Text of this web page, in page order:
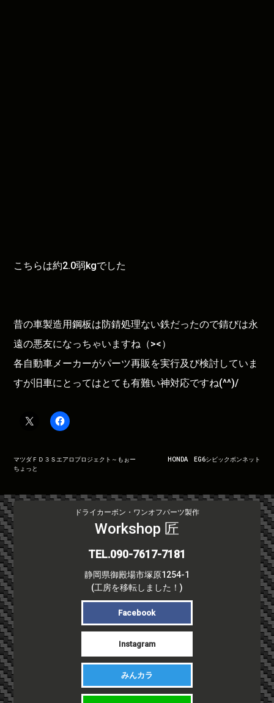
こちらは約2.0弱kgでした
昔の車製造用鋼板は防錆処理ない鉄だったので錆びは永
遠の悪友になっちゃいますね（><）
各自動車メーカーがパーツ再販を実行及び検討していま
すが旧車にとってはとても有難い神対応ですね(^^)/
投
稿
ビ
ゲ
ー
シ
ョ
ン
マツダＦＤ３Ｓエアロプロジェクト～もぉー
ちょっと
HONDA EG6シビックボンネット
ドライカーボン・ワンオフパーツ製作
Workshop 匠
TEL.090-7617-7181
静岡県御殿場市塚原1254-1
(工房を移転しました！)
Facebook
Instagram
みんカラ